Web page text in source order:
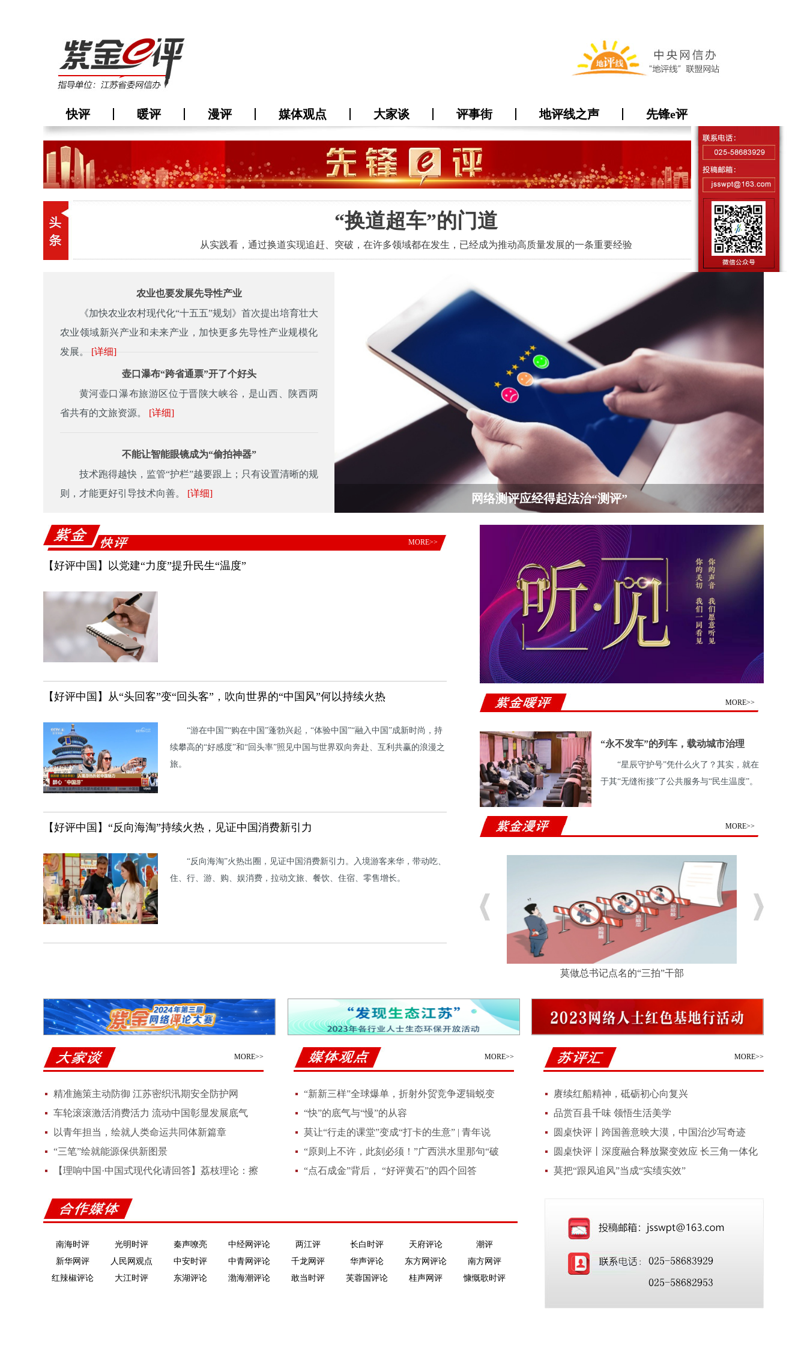
快评 暖评 漫评 媒体观点 大家谈 评事街 地评线之声 先锋e评
“换道超车”的门道
从实践看，通过换道实现追赶、突破，在许多领域都在发生，已经成为推动高质量发展的一条重要经验
农业也要发展先导性产业
《加快农业农村现代化“十五五”规划》首次提出培育壮大
农业领域新兴产业和未来产业，加快更多先导性产业规模化
发展。 [详细]
壶口瀑布“跨省通票”开了个好头
黄河壶口瀑布旅游区位于晋陕大峡谷，是山西、陕西两
省共有的文旅资源。 [详细]
不能让智能眼镜成为“偷拍神器”
技术跑得越快，监管“护栏”越要跟上；只有设置清晰的规
则，才能更好引导技术向善。 [详细] 网络测评应经得起法治“测评”
MORE>>
【好评中国】以党建“力度”提升民生“温度”
【好评中国】从“头回客”变“回头客”，吹向世界的“中国风”何以持续火热
“游在中国”“购在中国”蓬勃兴起，“体验中国”“融入中国”成新时尚，持
续攀高的“好感度”和“回头率”照见中国与世界双向奔赴、互利共赢的浪漫之
旅。
【好评中国】“反向海淘”持续火热，见证中国消费新引力
“反向海淘”火热出圈，见证中国消费新引力。入境游客来华，带动吃、
住、行、游、购、娱消费，拉动文旅、餐饮、住宿、零售增长。
MORE>>
“永不发车”的列车，载动城市治理
的“暖实力”
“星辰守护号”凭什么火了？其实，就在
于其“无缝衔接”了公共服务与“民生温度”。
MORE>>
莫做总书记点名的“三拍”干部
MORE>>
精准施策主动防御 江苏密织汛期安全防护网
车轮滚滚激活消费活力 流动中国彰显发展底气
以青年担当，绘就人类命运共同体新篇章
“三笔”绘就能源保供新图景
【理响中国·中国式现代化请回答】荔枝理论：擦
MORE>>
“新新三样”全球爆单，折射外贸竞争逻辑蜕变
“快”的底气与“慢”的从容
莫让“行走的课堂”变成“打卡的生意” | 青年说
“原则上不许，此刻必须！”广西洪水里那句“破
例”为何刷屏？
“点石成金”背后， “好评黄石”的四个回答
MORE>>
赓续红船精神，砥砺初心向复兴
品赏百县千味 领悟生活美学
圆桌快评丨跨国善意映大漠，中国治沙写奇迹
圆桌快评丨深度融合释放聚变效应 长三角一体化
铸强发展引擎
莫把“跟风追风”当成“实绩实效”
南海时评 光明时评 秦声嘹亮 中经网评论 两江评 长白时评 天府评论
潮评
新华网评
人民网观点 中安时评 中青网评论 千龙网评 华声评论 东方网评论
南方网评
红辣椒评论
大江时评 东湖评论 渤海潮评论 敢当时评 芙蓉国评论 桂声网评 慷慨歌时评